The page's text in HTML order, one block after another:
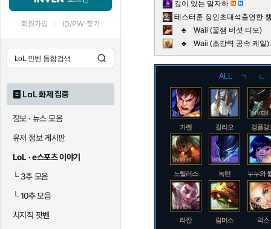
회원가입 ID/PW 찾기
LoL 화제 집중
정보 · 뉴스 모음
유저 정보 게시판
LoL · e스포츠 이야기
└3추 모음
└10추 모음
치지직 팟벤
깊이 있는 말자하
테스터훈 장인초대석출연한
♣ Waii (꿀잼 버섯 티모)
♣ Waii (초강력 공속 케
ALL ㄱ ㄴ
가렌 갈리오 갱플랭
노틸러스 녹턴 누누와
라칸 람머스 럭스